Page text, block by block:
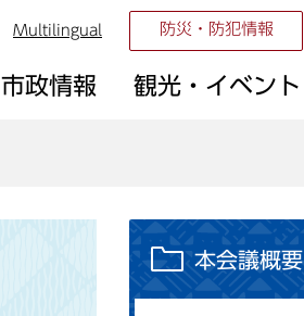
Multilingual 防災・防犯情報
市政情報 観光・イベント
本会議概要